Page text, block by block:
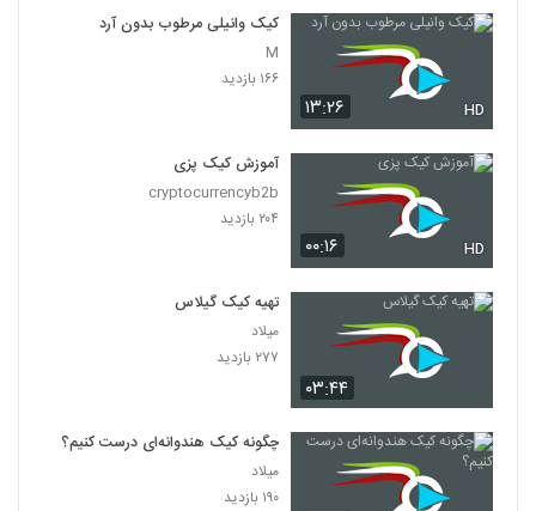
۱۳:۲۶ HD
کیک وانیلی مرطوب بدون آرد
M
۱۶۶ بازدید
۰۰:۱۶ HD
آموزش کیک پزی
cryptocurrencyb2b
۲۰۴ بازدید
۰۳:۴۴
تهیه کیک گیلاس
میلاد
۲۷۷ بازدید
چگونه کیک هندوانه‌ای درست کنیم؟
میلاد
۱۹۰ بازدید